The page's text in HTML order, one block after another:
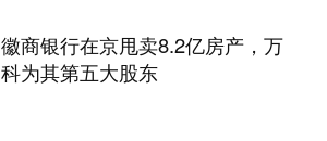
徽商银行在京甩卖8.2亿房产，万
科为其第五大股东